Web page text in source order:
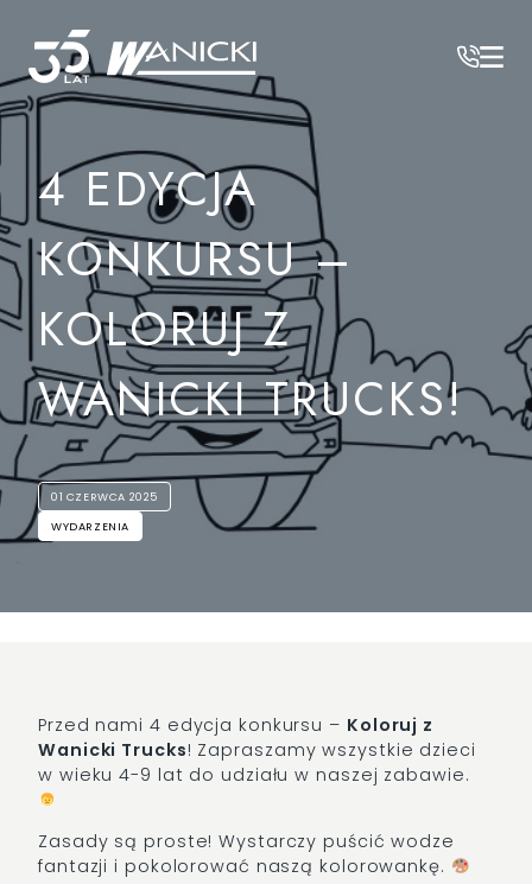
Wanicki Aktualności/
4 EDYCJA KONKURSU – KOLORUJ Z WANICKI TRUCKS!
4 EDYCJA
KONKURSU –
KOLORUJ Z
WANICKI TRUCKS!
01 CZERWCA 2025
WYDARZENIA
Przed nami 4 edycja konkursu – Koloruj z
Wanicki Trucks! Zapraszamy wszystkie dzieci
w wieku 4-9 lat do udziału w naszej zabawie.
Zasady są proste! Wystarczy puścić wodze
fantazji i pokolorować naszą kolorowankę.